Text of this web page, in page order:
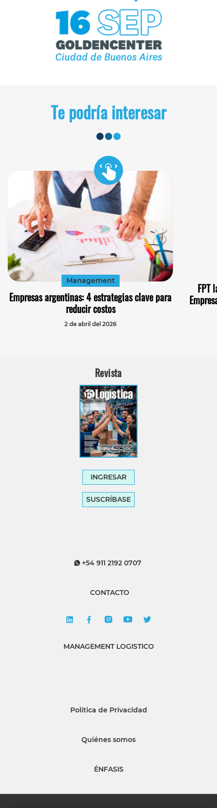
Te podría interesar
Management
Empresas argentinas: 4 estrategias clave para
reducir costos
2 de abril del 2026
FPT
Revista
INGRESAR
SUSCRÍBASE
+54 911 2192 0707
CONTACTO
MANAGEMENT LOGISTICO
Política de Privacidad
Quiénes somos
ÉNFASIS